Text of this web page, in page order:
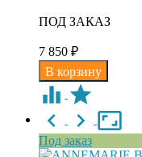
ПОД ЗАКАЗ
7 850 ₽
Под заказ